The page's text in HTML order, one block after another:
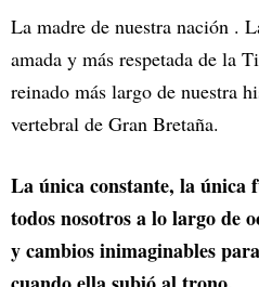
La madre de nuestra nación .
amada y más respetada de la
reinado más largo de nuestra
vertebral de Gran Bretaña.
La única constante, la única
todos nosotros a lo largo de
y cambios inimaginables